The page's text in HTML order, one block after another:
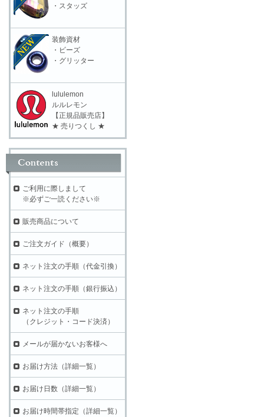
・スタッズ
装飾資材
・ビーズ
・グリッター
lululemon
ルルレモン
【正規品販売店】
★ 売りつくし ★
ご利用に際しまして
※必ずご一読ください※
販売商品について
ご注文ガイド（概要）
ネット注文の手順（代金引換）
ネット注文の手順（銀行振込）
ネット注文の手順
（クレジット・コード決済）
メールが届かないお客様へ
お届け方法（詳細一覧）
お届け日数（詳細一覧）
お届け時間帯指定（詳細一覧）